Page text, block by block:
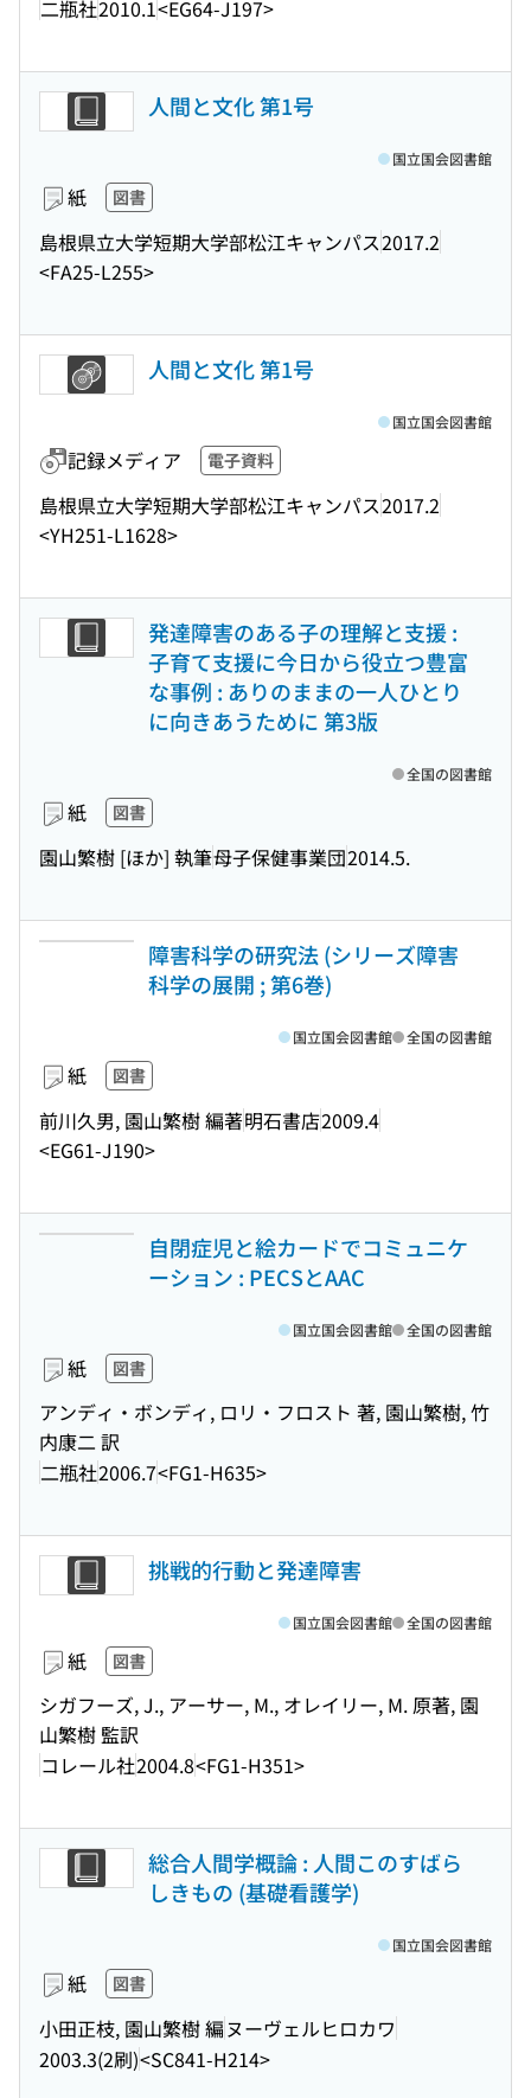
二瓶社2010.1<EG64-J197>
人間と文化 第1号
紙 図書
島根県立大学短期大学部松江キャンパス2017.2
<FA25-L255>
国立国会図書館
人間と文化 第1号
記録メディア 電子資料
島根県立大学短期大学部松江キャンパス2017.2
<YH251-L1628>
国立国会図書館
発達障害のある子の理解と支援 :
子育て支援に今日から役立つ豊富
な事例 : ありのままの一人ひとり
に向きあうために 第3版
紙 図書
園山繁樹 [ほか] 執筆母子保健事業団2014.5.
全国の図書館
障害科学の研究法 (シリーズ障害
科学の展開 ; 第6巻)
紙 図書
前川久男, 園山繁樹 編著明石書店2009.4
<EG61-J190>
国立国会図書館 全国の図書館
自閉症児と絵カードでコミュニケ
ーション : PECSとAAC
紙 図書
アンディ・ボンディ, ロリ・フロスト 著, 園山繁樹, 竹
内康二 訳
二瓶社2006.7<FG1-H635>
国立国会図書館 全国の図書館
挑戦的行動と発達障害
紙 図書
シガフーズ, J., アーサー, M., オレイリー, M. 原著, 園
山繁樹 監訳
コレール社2004.8<FG1-H351>
国立国会図書館 全国の図書館
総合人間学概論 : 人間このすばら
しきもの (基礎看護学)
紙 図書
小田正枝, 園山繁樹 編 ヌーヴェルヒロカワ
2003.3(2刷)<SC841-H214>
国立国会図書館